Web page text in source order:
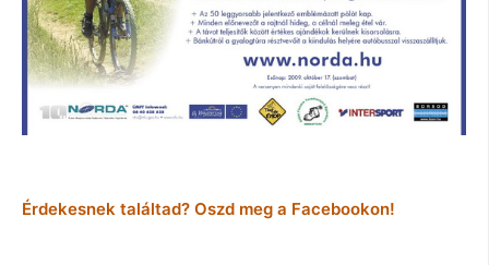
Érdekesnek találtad? Oszd meg a Facebookon!